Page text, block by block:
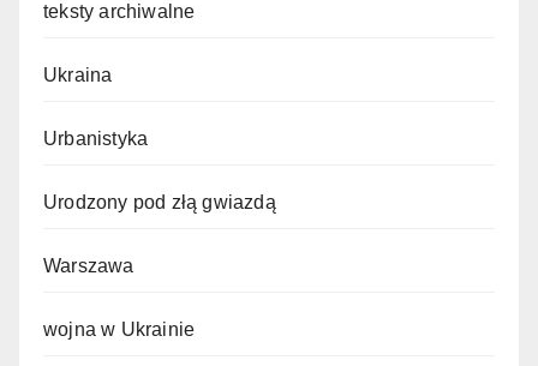
teksty archiwalne
Ukraina
Urbanistyka
Urodzony pod złą gwiazdą
Warszawa
wojna w Ukrainie